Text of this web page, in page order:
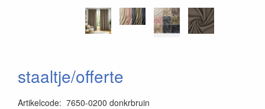
staaltje/offerte
Artikelcode: 7650-0200 donkrbruin